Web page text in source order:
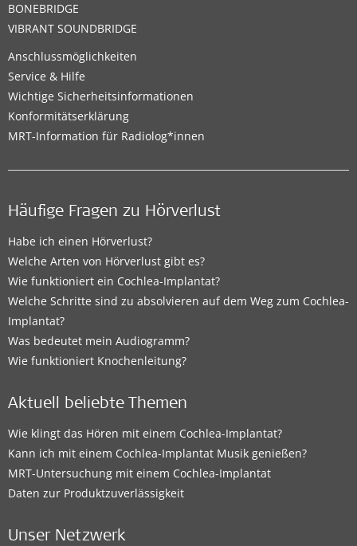
BONEBRIDGE
VIBRANT SOUNDBRIDGE
Anschlussmöglichkeiten
Service & Hilfe
Wichtige Sicherheitsinformationen
Konformitätserklärung
MRT-Information für Radiolog*innen
Häufige Fragen zu Hörverlust
Habe ich einen Hörverlust?
Welche Arten von Hörverlust gibt es?
Wie funktioniert ein Cochlea-Implantat?
Welche Schritte sind zu absolvieren auf dem Weg zum Cochlea-
Implantat?
Was bedeutet mein Audiogramm?
Wie funktioniert Knochenleitung?
Aktuell beliebte Themen
Wie klingt das Hören mit einem Cochlea-Implantat?
Kann ich mit einem Cochlea-Implantat Musik genießen?
MRT-Untersuchung mit einem Cochlea-Implantat
Daten zur Produktzuverlässigkeit
Unser Netzwerk